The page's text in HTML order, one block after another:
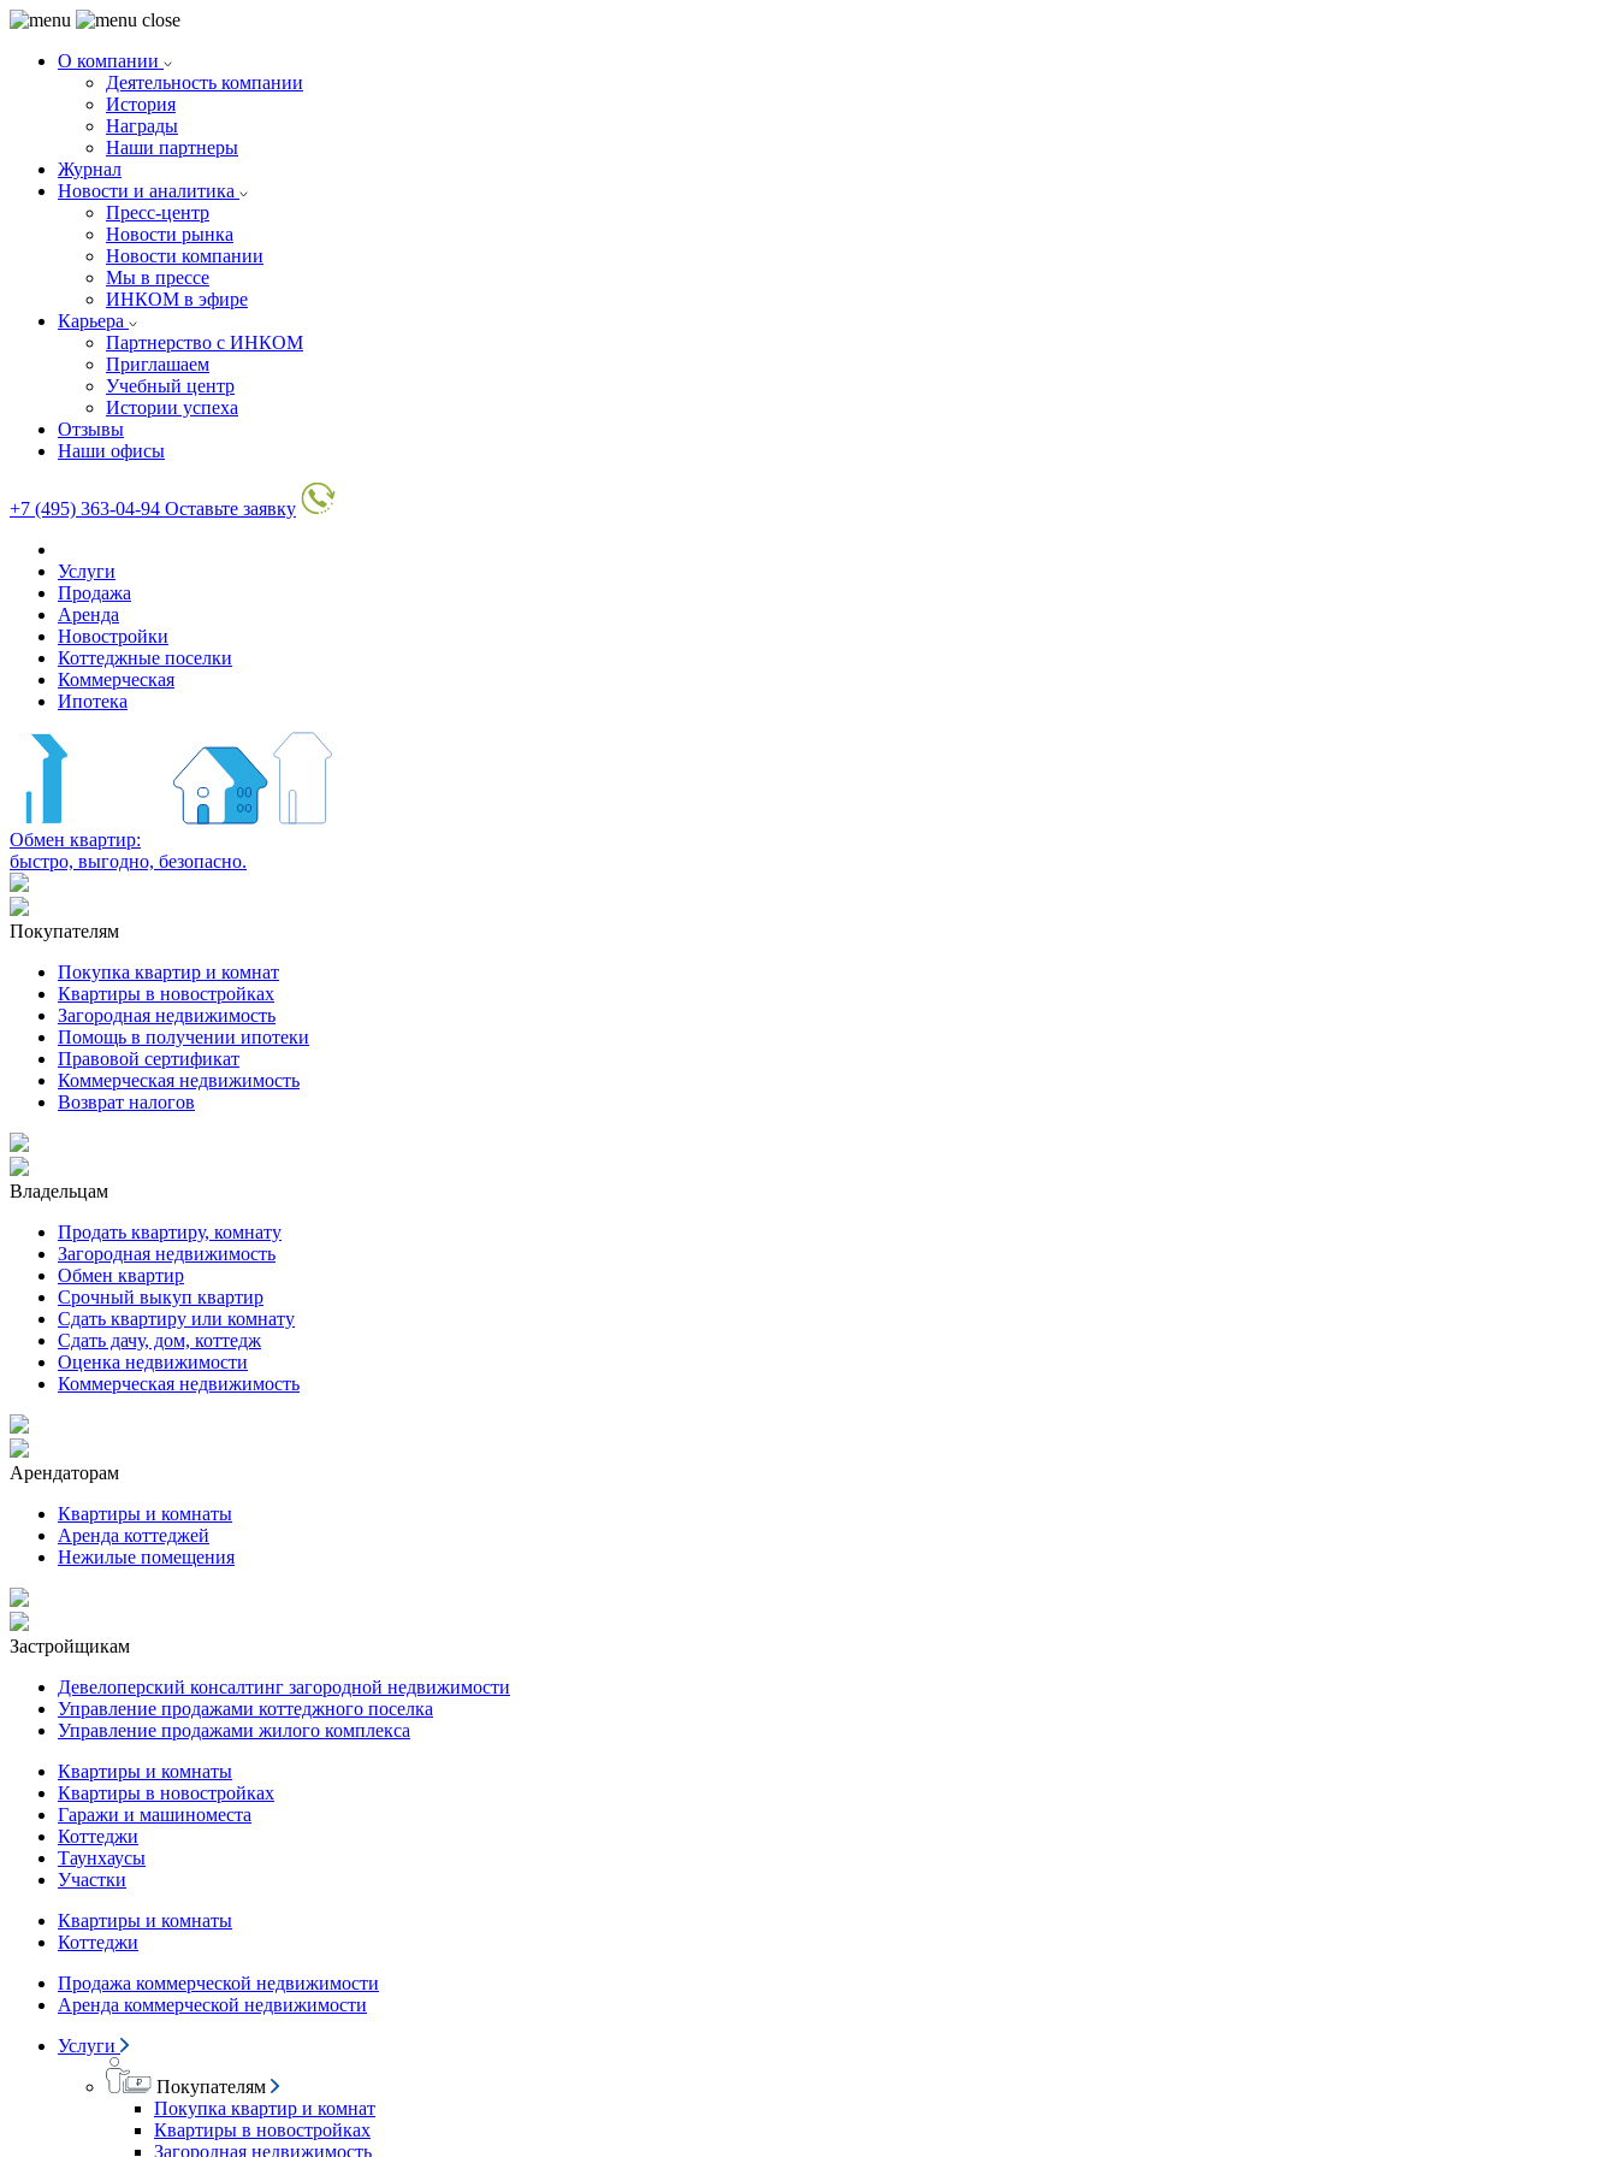
О компании
Деятельность компании
История
Награды
Наши партнеры
Журнал
Новости и аналитика
Пресс-центр
Новости рынка
Новости компании
Мы в прессе
ИНКОМ в эфире
Карьера
Партнерство с ИНКОМ
Приглашаем
Учебный центр
Истории успеха
Отзывы
Наши офисы
+7 (495) 363-04-94 Оставьте заявку
Услуги
Продажа
Аренда
Новостройки
Коттеджные поселки
Коммерческая
Ипотека
Обмен квартир:
быстро, выгодно, безопасно.
Покупателям
Покупка квартир и комнат
Квартиры в новостройках
Загородная недвижимость
Помощь в получении ипотеки
Правовой сертификат
Коммерческая недвижимость
Возврат налогов
Владельцам
Продать квартиру, комнату
Загородная недвижимость
Обмен квартир
Срочный выкуп квартир
Сдать квартиру или комнату
Сдать дачу, дом, коттедж
Оценка недвижимости
Коммерческая недвижимость
Арендаторам
Квартиры и комнаты
Аренда коттеджей
Нежилые помещения
Застройщикам
Девелоперский консалтинг загородной недвижимости
Управление продажами коттеджного поселка
Управление продажами жилого комплекса
Квартиры и комнаты
Квартиры в новостройках
Гаражи и машиноместа
Коттеджи
Таунхаусы
Участки
Квартиры и комнаты
Коттеджи
Продажа коммерческой недвижимости
Аренда коммерческой недвижимости
Услуги
Покупателям
Покупка квартир и комнат
Квартиры в новостройках
Загородная недвижимость